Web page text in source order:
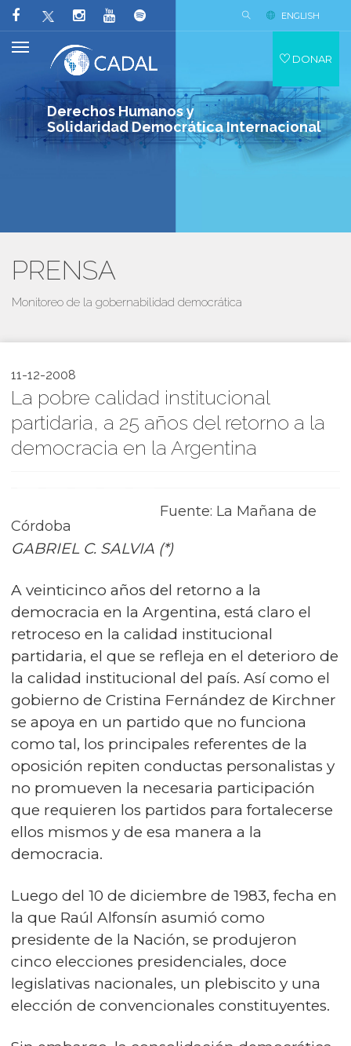
Derechos Humanos y
Solidaridad Democrática Internacional
ENGLISH
DONAR
PRENSA
Monitoreo de la gobernabilidad democrática
11-12-2008
La pobre calidad institucional
partidaria, a 25 años del retorno a la
democracia en la Argentina
Fuente: La Mañana de
Córdoba
GABRIEL C. SALVIA (*)
A veinticinco años del retorno a la
democracia en la Argentina, está claro el
retroceso en la calidad institucional
partidaria, el que se refleja en el deterioro de
la calidad institucional del país. Así como el
gobierno de Cristina Fernández de Kirchner
se apoya en un partido que no funciona
como tal, los principales referentes de la
oposición repiten conductas personalistas y
no promueven la necesaria participación
que requieren los partidos para fortalecerse
ellos mismos y de esa manera a la
democracia.
Luego del 10 de diciembre de 1983, fecha en
la que Raúl Alfonsín asumió como
presidente de la Nación, se produjeron
cinco elecciones presidenciales, doce
legislativas nacionales, un plebiscito y una
elección de convencionales constituyentes.